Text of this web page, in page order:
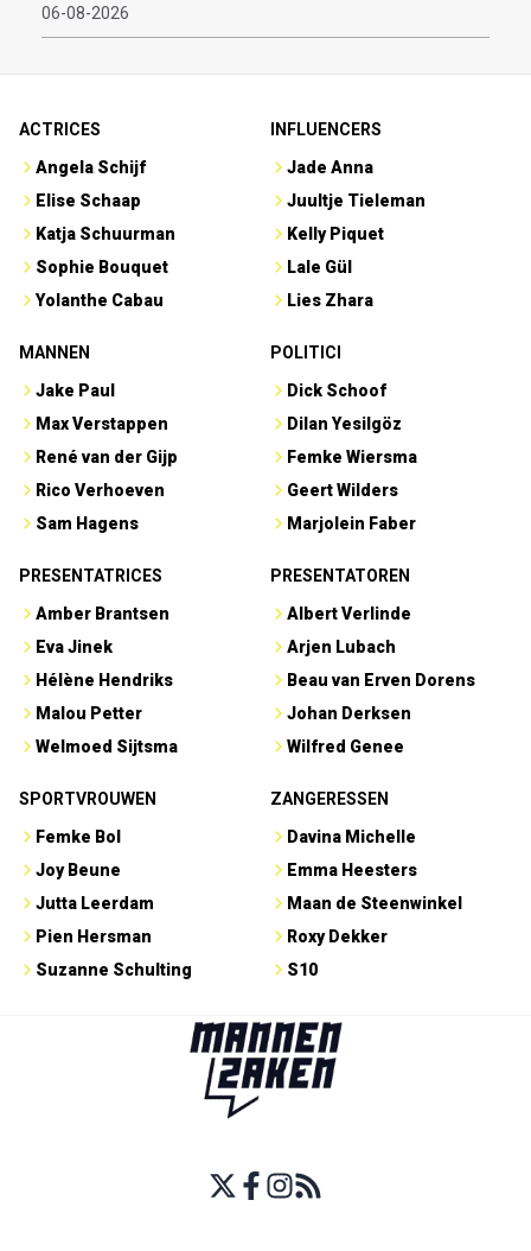
06-08-2026
ACTRICES
Angela Schijf
Elise Schaap
Katja Schuurman
Sophie Bouquet
Yolanthe Cabau
INFLUENCERS
Jade Anna
Juultje Tieleman
Kelly Piquet
Lale Gül
Lies Zhara
MANNEN
Jake Paul
Max Verstappen
René van der Gijp
Rico Verhoeven
Sam Hagens
POLITICI
Dick Schoof
Dilan Yesilgöz
Femke Wiersma
Geert Wilders
Marjolein Faber
PRESENTATRICES
Amber Brantsen
Eva Jinek
Hélène Hendriks
Malou Petter
Welmoed Sijtsma
PRESENTATOREN
Albert Verlinde
Arjen Lubach
Beau van Erven Dorens
Johan Derksen
Wilfred Genee
SPORTVROUWEN
Femke Bol
Joy Beune
Jutta Leerdam
Pien Hersman
Suzanne Schulting
ZANGERESSEN
Davina Michelle
Emma Heesters
Maan de Steenwinkel
Roxy Dekker
S10